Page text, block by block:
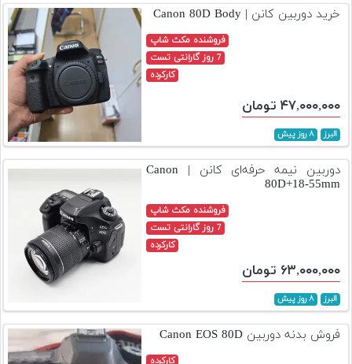
خرید دوربین کانن | Canon 80D Body
فروشنده مکث شاپ
7 روز گارانتی تست
کارکرده
۴۷,۰۰۰,۰۰۰ تومان
البرز ۸ روز پیش
دوربین نیمه حرفه‌ای کانن | Canon
80D+18-55mm
فروشنده مکث شاپ
7 روز گارانتی تست
کارکرده
۶۳,۰۰۰,۰۰۰ تومان
البرز ۸ روز پیش
فروش بدنه دوربین Canon EOS 80D
کارکرده